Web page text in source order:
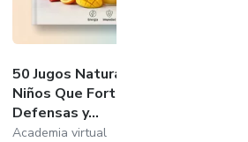
50 Jugos Naturales para
Niños Que Fortalecen sus
Defensas y...
Academia virtual